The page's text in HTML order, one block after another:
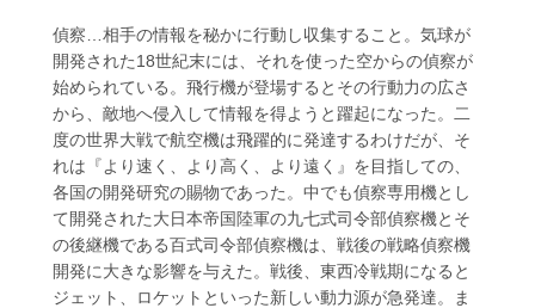
偵察…相手の情報を秘かに行動し収集すること。気球が
開発された18世紀末には、それを使った空からの偵察が
始められている。飛行機が登場するとその行動力の広さ
から、敵地へ侵入して情報を得ようと躍起になった。二
度の世界大戦で航空機は飛躍的に発達するわけだが、そ
れは『より速く、より高く、より遠く』を目指しての、
各国の開発研究の賜物であった。中でも偵察専用機とし
て開発された大日本帝国陸軍の九七式司令部偵察機とそ
の後継機である百式司令部偵察機は、戦後の戦略偵察機
開発に大きな影響を与えた。戦後、東西冷戦期になると
ジェット、ロケットといった新しい動力源が急発達。ま